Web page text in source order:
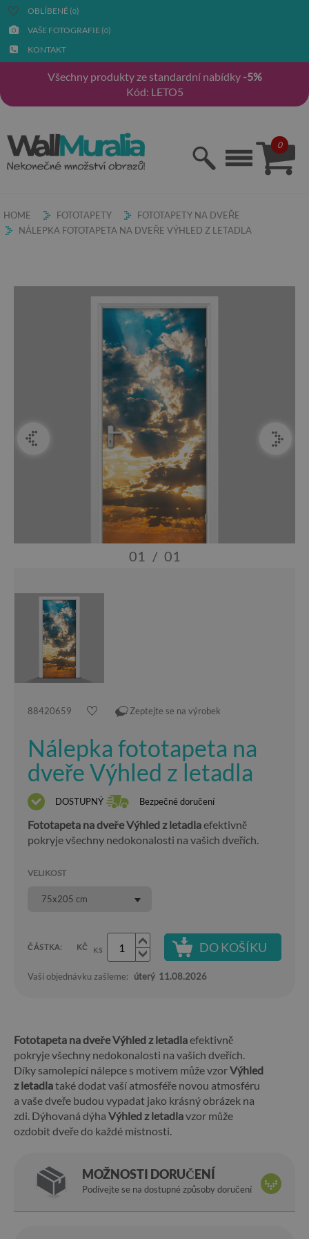
OBLÍBENÉ (0)
VAŠE FOTOGRAFIE (0)
KONTAKT
Všechny produkty ze standardní nabídky -5%
Kód: LETO5
0
HOME FOTOTAPETY
FOTOTAPETY NA DVEŘE
NÁLEPKA FOTOTAPETA NA DVEŘE VÝHLED Z LETADLA
01 / 01
88420659 Zeptejte se na výrobek
Nálepka fototapeta na
dveře Výhled z letadla
DOSTUPNÝ Bezpečné doručení
Fototapeta na dveře Výhled z letadlaefektivně
pokryje všechny nedokonalosti na vašich dveřích.
VELIKOST
75x205 cm
ČÁSTKA: KČ KS DO KOŠÍKU
Vaši objednávku zašleme: úterý 11.08.2026
Fototapeta na dveře Výhled z letadlaefektivně
pokryje všechny nedokonalosti na vašich dveřích.
Díky samolepící nálepce s motivem může vzorVýhled
z letadlataké dodat vaší atmosféře novou atmosféru
a vaše dveře budou vypadat jako krásný obrázek na
zdi. Dýhovaná dýha Výhled z letadlavzor může
ozdobit dveře do každé místnosti.
MOŽNOSTI DORUČENÍ
Podívejte se na dostupné způsoby doručení